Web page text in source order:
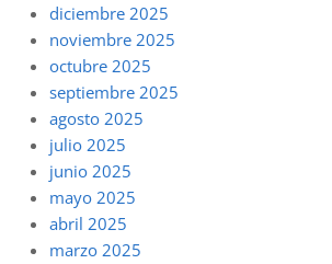
diciembre 2025
noviembre 2025
octubre 2025
septiembre 2025
agosto 2025
julio 2025
junio 2025
mayo 2025
abril 2025
marzo 2025